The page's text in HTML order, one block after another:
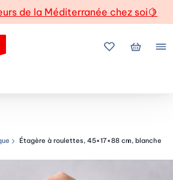
de la Méditerranée chez soi🍋
Mes favoris
Mon
Étagère à roulettes, 45×17×88 cm, blanche